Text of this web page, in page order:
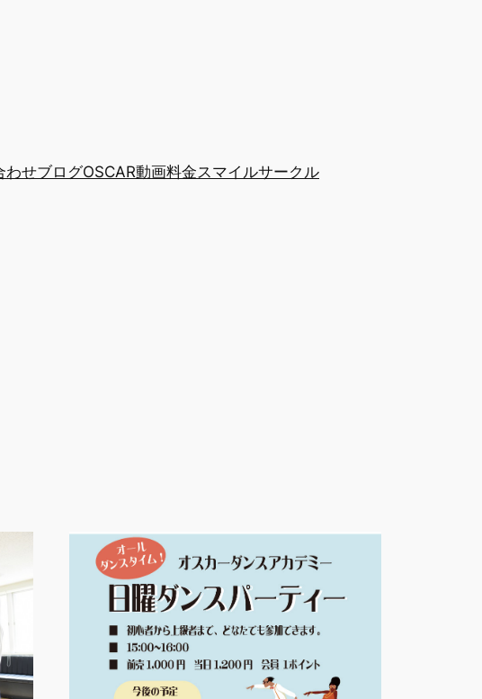
わせブログOSCAR動画料金スマイルサークル